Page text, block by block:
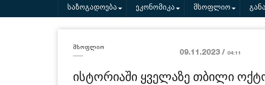
საზოგადოება ეკონომიკა მსოფლიო
მსოფლიო
09.11.2023 / 04:11
ისტორიაში ყველაზე თბილი